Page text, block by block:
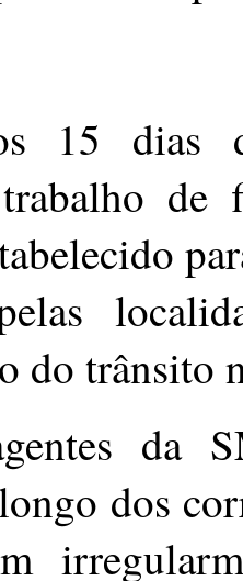
15 dias
de
do trânsito
da
dos